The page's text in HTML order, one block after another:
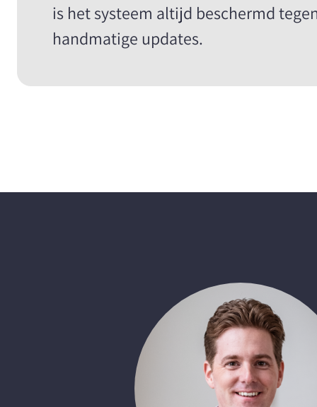
is het systeem altijd beschermd
handmatige updates.